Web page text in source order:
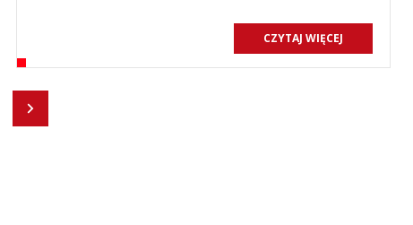
CZYTAJ WIĘCEJ
Ostatni